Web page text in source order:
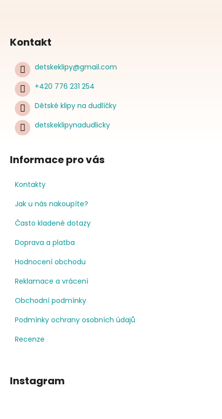
Kontakt
detskeklipy@gmail.com
+420 776 231 254
Dětské klipy na dudlíčky
detskeklipynadudlicky
Informace pro vás
Kontakty
Jak u nás nakoupíte?
Často kladené dotazy
Doprava a platba
Hodnocení obchodu
Reklamace a vrácení
Obchodní podmínky
Podmínky ochrany osobních údajů
Recenze
Instagram